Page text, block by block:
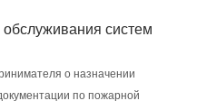
обслуживания систем
о назначении
по пожарной